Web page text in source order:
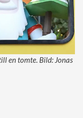
en tomte. Bild: Jonas